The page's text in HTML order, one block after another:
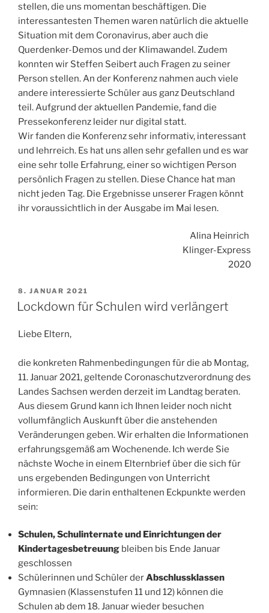
stellen, die uns momentan beschäftigen. Die
interessantesten Themen waren natürlich die aktuelle
Situation mit dem Coronavirus, aber auch die
Querdenker-Demos und der Klimawandel. Zudem
konnten wir Steffen Seibert auch Fragen zu seiner
Person stellen. An der Konferenz nahmen auch viele
andere interessierte Schüler aus ganz Deutschland
teil. Aufgrund der aktuellen Pandemie, fand die
Pressekonferenz leider nur digital statt.
Wir fanden die Konferenz sehr informativ, interessant
und lehrreich. Es hat uns allen sehr gefallen und es war
eine sehr tolle Erfahrung, einer so wichtigen Person
persönlich Fragen zu stellen. Diese Chance hat man
nicht jeden Tag. Die Ergebnisse unserer Fragen könnt
ihr voraussichtlich in der Ausgabe im Mai lesen.
Alina Heinrich
Klinger-Express
2020
VERÖFFENTLICHT
AM
8. JANUAR 2021
Lockdown für Schulen wird verlängert
Liebe Eltern,
die konkreten Rahmenbedingungen für die ab Montag,
11. Januar 2021, geltende Coronaschutzverordnung des
Landes Sachsen werden derzeit im Landtag beraten.
Aus diesem Grund kann ich Ihnen leider noch nicht
vollumfänglich Auskunft über die anstehenden
Veränderungen geben. Wir erhalten die Informationen
erfahrungsgemäß am Wochenende. Ich werde Sie
nächste Woche in einem Elternbrief über die sich für
uns ergebenden Bedingungen von Unterricht
informieren. Die darin enthaltenen Eckpunkte werden
sein:
Schulen, Schulinternate und Einrichtungen der
Kindertagesbetreuung bleiben bis Ende Januar
geschlossen
Schülerinnen und Schüler derAbschlussklassen
Gymnasien (Klassenstufen 11 und 12) können die
Schulen ab dem 18. Januar wieder besuchen